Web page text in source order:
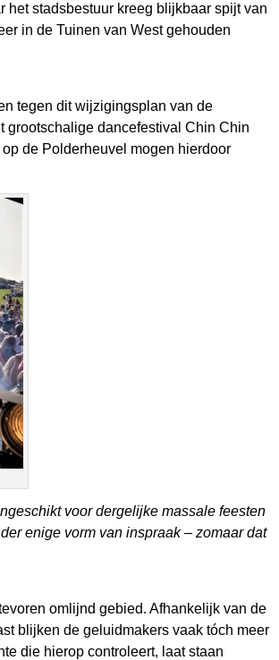
het stadsbestuur kreeg blijkbaar spijt van
in de Tuinen van West gehouden
tegen dit wijzigingsplan van de
grootschalige dancefestival Chin Chin
de Polderheuvel mogen hierdoor
voor dergelijke massale feesten
enige vorm van inspraak – zomaar dat
omlijnd gebied. Afhankelijk van de
blijken de geluidmakers vaak tóch meer
die hierop controleert, laat staan